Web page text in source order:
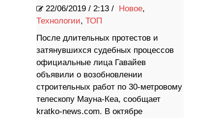
22/06/2019 / 2:13 / Новое,
Технологии, ТОП
После длительных протестов и
затянувшихся судебных процессов
официальные лица Гавайев
объявили о возобновлении
строительных работ по 30-метровому
телескопу Мауна-Кеа, сообщает
kratko-news.com. В октябре